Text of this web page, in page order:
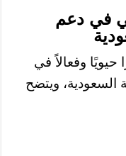
في دعم
حيويًا وفعالاً في
السعودية، ويتضح